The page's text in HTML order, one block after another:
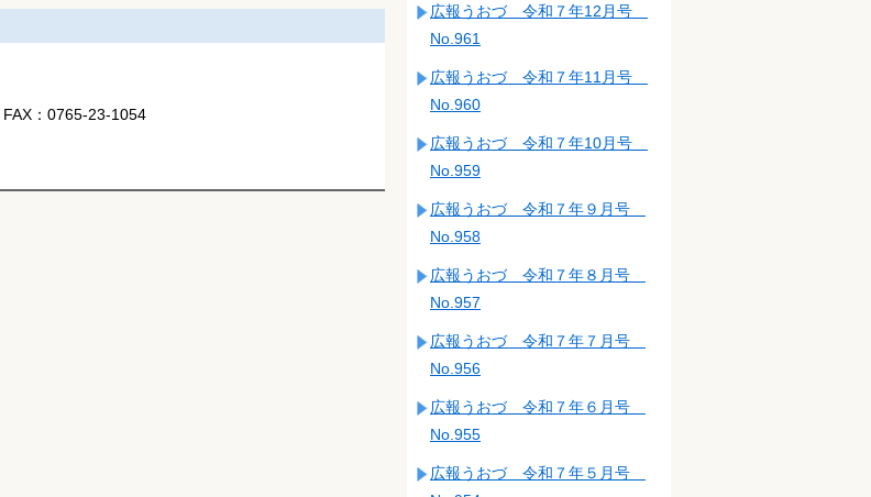
FAX： 0765-23-1054
広報うおづ 令和７年12月号
No.961
広報うおづ 令和７年11月号
No.960
広報うおづ 令和７年10月号
No.959
広報うおづ 令和７年９月号
No.958
広報うおづ 令和７年８月号
No.957
広報うおづ 令和７年７月号
No.956
広報うおづ 令和７年６月号
No.955
広報うおづ 令和７年５月号